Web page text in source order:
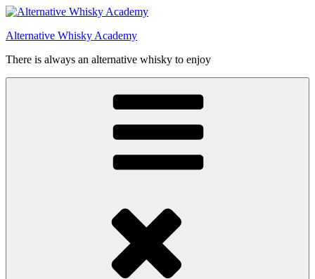
Videre
indhold
Alternative Whisky Academy
There is always an alternative whisky to enjoy